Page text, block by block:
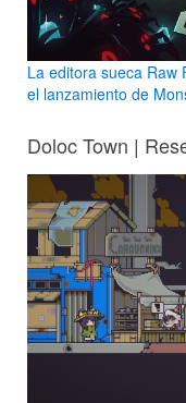
La editora sueca Raw
el lanzamiento de
Doloc Town |